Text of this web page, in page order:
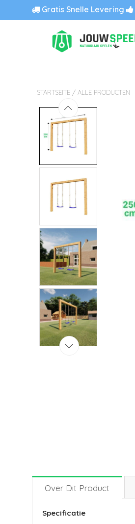
Gratis Snelle Levering
STARTSEITE / ALLE PRODUCTEN
Over Dit Product
Specificatie